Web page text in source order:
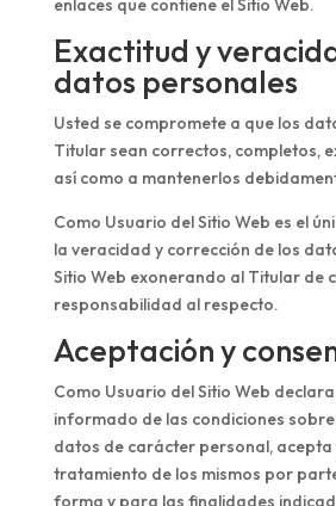
enlaces que contiene el Sitio Web.
Exactitud y
datos personales
Usted se compromete a que los
Titular sean correctos, completos,
así como a mantenerlos
Como Usuario del Sitio Web es el
la veracidad y corrección de los
Sitio Web exonerando al Titular de
responsabilidad al respecto.
Aceptación y
Como Usuario del Sitio Web
informado de las condiciones
datos de carácter personal, acepta
tratamiento de los mismos por
forma y para las finalidades